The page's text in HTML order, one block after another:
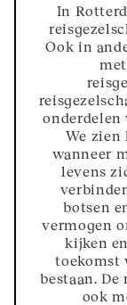
In
Ook in
onderdelen
We zien
wanneer
levens
botsen
vermogen
kijken
toekomst
bestaan.
ook